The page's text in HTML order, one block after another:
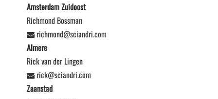
Amsterdam Zuidoost
Richmond Bossman
richmond@sciandri.com
Almere
Rick van der Lingen
rick@sciandri.com
Zaanstad